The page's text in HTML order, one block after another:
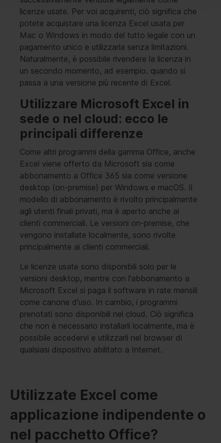
licenze usate. Per voi acquirenti, ciò significa che
potete acquistare una licenza Excel usata per
Mac o Windows in modo del tutto legale con un
pagamento unico e utilizzarla senza limitazioni.
Naturalmente, è possibile rivendere la licenza in
un secondo momento, ad esempio. quando si
passa a una versione più recente di Excel.
Utilizzare Microsoft Excel in
sede o nel cloud: ecco le
principali differenze
Come altri programmi della gamma Office, anche
Excel viene offerto da Microsoft sia come
abbonamento a Office 365 sia come versione
desktop (on-premise) per Windows e macOS. Il
modello di abbonamento è rivolto principalmente
agli utenti finali privati, ma è aperto anche ai
clienti commerciali. Le versioni on-premise, che
vengono installate localmente, sono rivolte
principalmente ai clienti commerciali.
Le licenze usate sono disponibili solo per le
versioni desktop, mentre con l'abbonamento a
Microsoft Excel si paga il software in rate mensili
come canone d'uso. In cambio, i programmi
prenotati sono disponibili nel cloud. Ciò significa
che non è necessario installarli localmente, ma è
possibile accedervi e utilizzarli nel browser di
qualsiasi dispositivo abilitato a Internet.
Utilizzate Excel come
applicazione indipendente o
nel pacchetto Office?